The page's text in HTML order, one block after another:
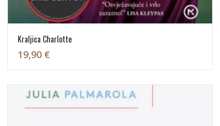
Kraljica Charlotte
19,90 €